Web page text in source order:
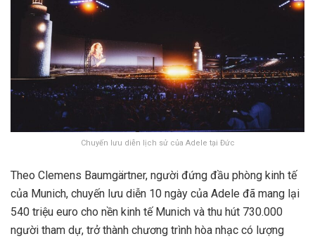
Chuyến lưu diễn lịch sử của Adele tại Đức
Theo Clemens Baumgärtner, người đứng đầu phòng kinh tế
của Munich, chuyến lưu diễn 10 ngày của Adele đã mang lại
540 triệu euro cho nền kinh tế Munich và thu hút 730.000
người tham dự, trở thành chương trình hòa nhạc có lượng